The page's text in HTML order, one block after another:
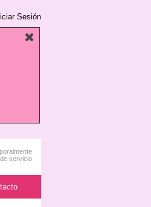
Sesión
servicio